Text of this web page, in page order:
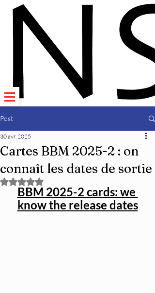
Post
Cartes BBM 2025-2 : on
connaît les dates de sortie
30 avr. 2025
Noté NaN étoiles sur 5.
BBM 2025-2 cards: we
know the release dates